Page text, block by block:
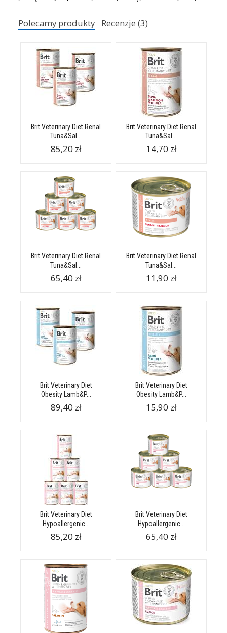
Polecamy produkty Recenzje (3)
Brit Veterinary Diet Renal
Tuna&Sal...
85,20 zł
Brit Veterinary Diet Renal
Tuna&Sal...
14,70 zł
Brit Veterinary Diet Renal
Tuna&Sal...
65,40 zł
Brit Veterinary Diet Renal
Tuna&Sal...
11,90 zł
Brit Veterinary Diet
Obesity Lamb&P...
89,40 zł
Brit Veterinary Diet
Obesity Lamb&P...
15,90 zł
Brit Veterinary Diet
Hypoallergenic...
85,20 zł
Brit Veterinary Diet
Hypoallergenic...
65,40 zł